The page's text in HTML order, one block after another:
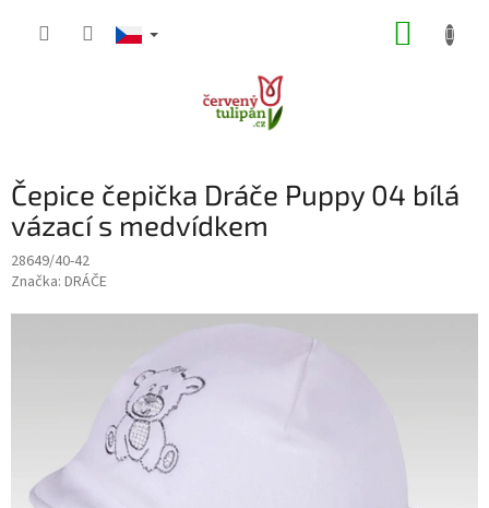
Čepice čepička Dráče Puppy 04 bílá
vázací s medvídkem
28649/40-42
Značka: DRÁČE